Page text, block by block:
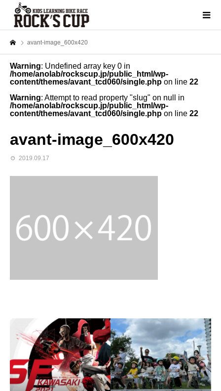
avant-image_600x420
Warning: Undefined array key 0 in
/home/anolab/rockscup.jp/public_html/wp-
content/themes/avant_tcd060/single.php on line 22
Warning: Attempt to read property "slug" on null in
/home/anolab/rockscup.jp/public_html/wp-
content/themes/avant_tcd060/single.php on line 22
avant-image_600x420
2019.09.17